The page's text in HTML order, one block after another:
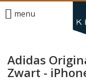
menu
Adidas
Zwart -